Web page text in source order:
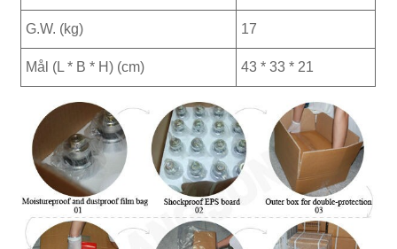
G.W. (kg) 17
Mål (L * B * H) (cm) 43 * 33 * 21